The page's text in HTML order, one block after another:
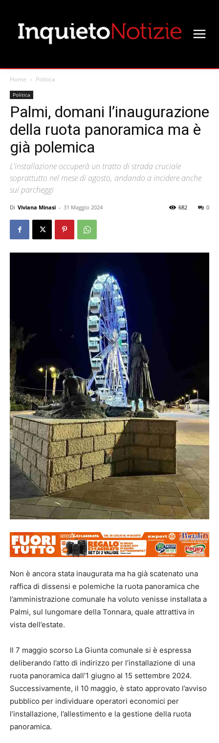
Home Politica
Politica
Palmi, domani l’inaugurazione
della ruota panoramica ma è
già polemica
L'installazione occuperà un tratto di strada cruciale
soprattutto nel mese di agosto, andando a incidere anche
sui parcheggi
Di Viviana Minasi - 31 Maggio 2024 0
682
Non è ancora stata inaugurata ma ha già scatenato una
raffica di dissensi e polemiche la ruota panoramica che
l’amministrazione comunale ha voluto venisse installata a
Palmi, sul lungomare della Tonnara, quale attrattiva in
vista dell’estate.
Il 7 maggio scorso La Giunta comunale si è espressa
deliberando l’atto di indirizzo per l’installazione di una
ruota panoramica dall’1 giugno al 15 settembre 2024.
Successivamente, il 10 maggio, è stato approvato l’avviso
pubblico per individuare operatori economici per
l’installazione, l’allestimento e la gestione della ruota
panoramica.